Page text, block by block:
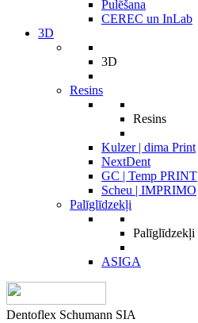
Pulēšana
CEREC un InLab
3D
3D
Resins
Resins
Kulzer | dima Print
NextDent
GC | Temp PRINT
Scheu | IMPRIMO
Palīglīdzekļi
Palīglīdzekļi
ASIGA
Dentoflex Schumann SIA